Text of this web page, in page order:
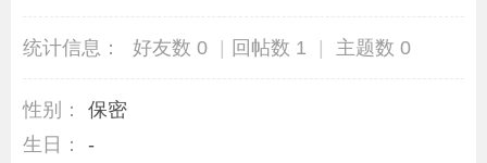
统计信息： 好友数 0 回帖数 1 主题数 0
性别：
保密
生日：
-